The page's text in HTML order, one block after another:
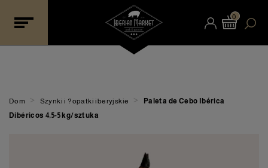
0
Dom > Szynki i ?opatki iberyjskie >
Paleta de Cebo Ibérica
Dibéricos 4,5-5 kg/sztuka